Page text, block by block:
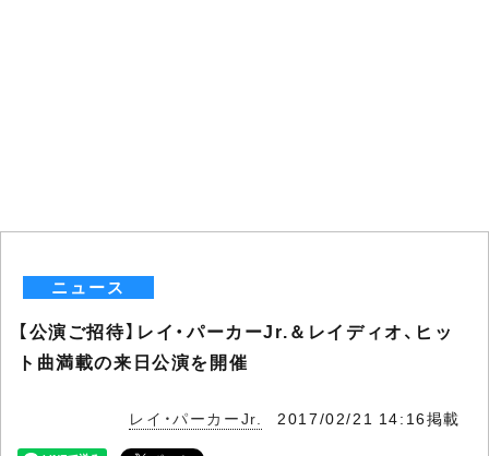
ニュース
【公演ご招待】レイ・パーカーJr.＆レイディオ、ヒッ
ト曲満載の来日公演を開催
レイ・パーカーJr. 2017/02/21 14:16掲載